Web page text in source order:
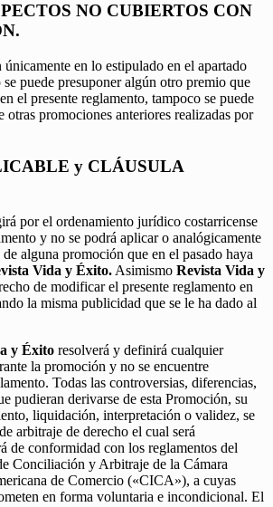
NO CUBIERTOS CON
en lo estipulado en el apartado
puede presuponer algún otro premio que
el presente reglamento, tampoco se puede
otras promociones anteriores realizadas por
y CLÁUSULA
por el ordenamiento jurídico costarricense
y no se podrá aplicar o analógicamente
alguna promoción que en el pasado haya
Vida y Éxito. Asimismo Revista Vida y
de modificar el presente reglamento en
la misma publicidad que se le ha dado al
y Éxito resolverá y definirá cualquier
la promoción y no se encuentre
Todas las controversias, diferencias,
pudieran derivarse de esta Promoción, su
liquidación, interpretación o validez, se
arbitraje de derecho el cual será
de conformidad con los reglamentos del
Conciliación y Arbitraje de la Cámara
de Comercio («CICA»), a cuyas
en forma voluntaria e incondicional. El